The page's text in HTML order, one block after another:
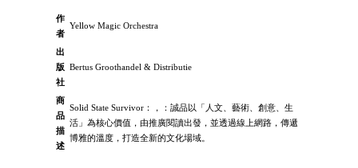
作
者
Yellow Magic Orchestra
出
版
社
Bertus Groothandel & Distributie
商
品
描
述
Solid State Survivor：，：誠品以「人文、藝術、創意、生
活」為核心價值，由推廣閱讀出發，並透過線上網路，傳遞
博雅的溫度，打造全新的文化場域。